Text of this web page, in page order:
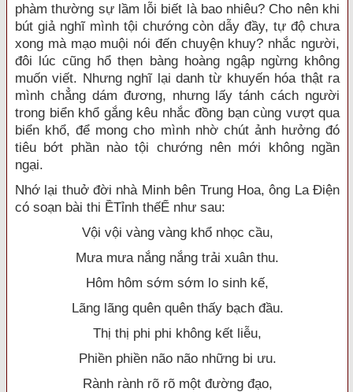
phàm thường sự lầm lỗi biết là bao nhiêu? Cho nên khi
bút giả nghĩ mình tội chướng còn dẫy đầy, tự độ chưa
xong mà mạo muội nói đến chuyện khuy? nhắc người,
đôi lúc cũng hổ thẹn bàng hoàng ngập ngừng không
muốn viết. Nhưng nghĩ lại danh từ khuyến hóa thật ra
mình chẳng dám đương, nhưng lấy tánh cách người
trong biển khổ gắng kêu nhắc đồng bạn cùng vượt qua
biển khổ, để mong cho mình nhờ chút ảnh hưởng đó
tiêu bớt phần nào tội chướng nên mới không ngần
ngại.
Nhớ lại thuở đời nhà Minh bên Trung Hoa, ông La Điện
có soạn bài thi ỀTỉnh thếỂ như sau:
Vội vội vàng vàng khổ nhọc cầu,
Mưa mưa nắng nắng trải xuân thu.
Hôm hôm sớm sớm lo sinh kế,
Lãng lãng quên quên thấy bạch đầu.
Thị thị phi phi không kết liễu,
Phiền phiền não não những bi ưu.
Rành rành rõ rõ một đường đạo,